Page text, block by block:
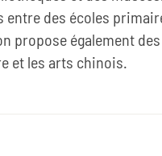
entre des écoles
propose également des
et les arts chinois.